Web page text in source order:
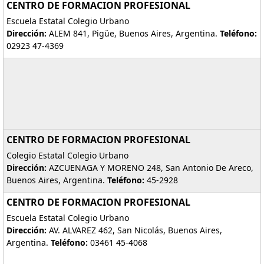
CENTRO DE FORMACION PROFESIONAL
Escuela Estatal Colegio Urbano
Dirección: ALEM 841, Pigüe, Buenos Aires, Argentina. Teléfono:
02923 47-4369
CENTRO DE FORMACION PROFESIONAL
Colegio Estatal Colegio Urbano
Dirección: AZCUENAGA Y MORENO 248, San Antonio De Areco,
Buenos Aires, Argentina. Teléfono: 45-2928
CENTRO DE FORMACION PROFESIONAL
Escuela Estatal Colegio Urbano
Dirección: AV. ALVAREZ 462, San Nicolás, Buenos Aires,
Argentina. Teléfono: 03461 45-4068